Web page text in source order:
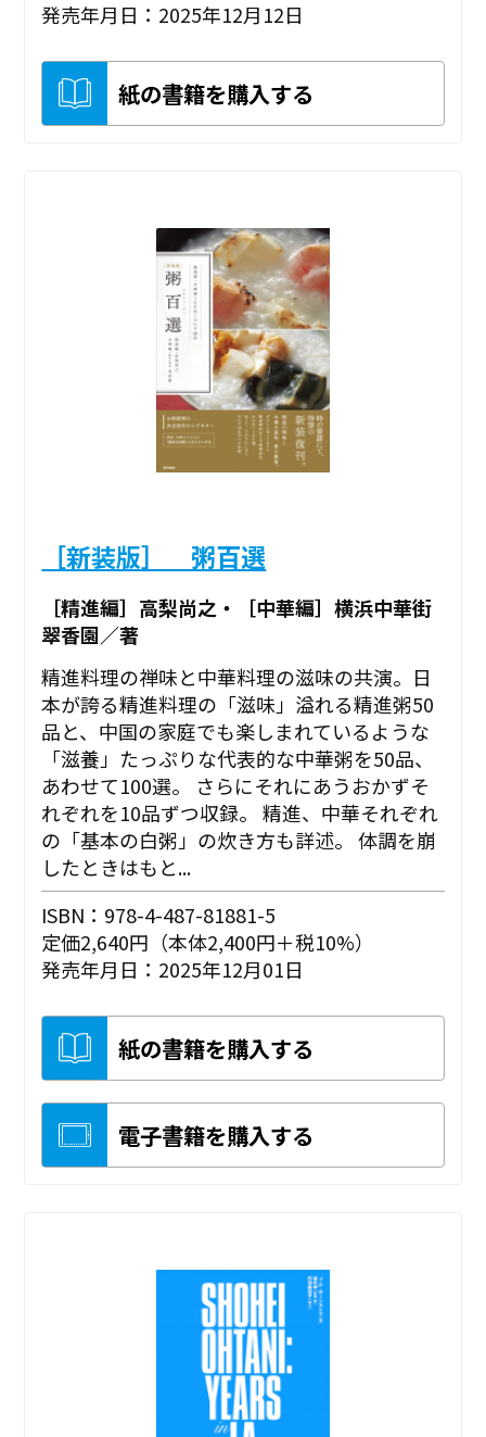
発売年月日：2025年12月12日
紙の書籍を購入する
［新装版］ 粥百選
［精進編］高梨尚之・［中華編］横浜中華街
翠香園／著
精進料理の禅味と中華料理の滋味の共演。日
本が誇る精進料理の「滋味」溢れる精進粥50
品と、中国の家庭でも楽しまれているような
「滋養」たっぷりな代表的な中華粥を50品、
あわせて100選。 さらにそれにあうおかずそ
れぞれを10品ずつ収録。 精進、中華それぞれ
の「基本の白粥」の炊き方も詳述。 体調を崩
したときはもと...
ISBN：978-4-487-81881-5
定価2,640円（本体2,400円＋税10%）
発売年月日：2025年12月01日
紙の書籍を購入する
電子書籍を購入する